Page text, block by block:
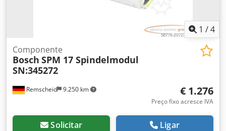
1 /4
Remscheid 9.250 km
Componente
Bosch SPM 17 Spindelmodul
SN:345272
€ 1.276
Preço fixo acresce IVA
Solicitar Ligar